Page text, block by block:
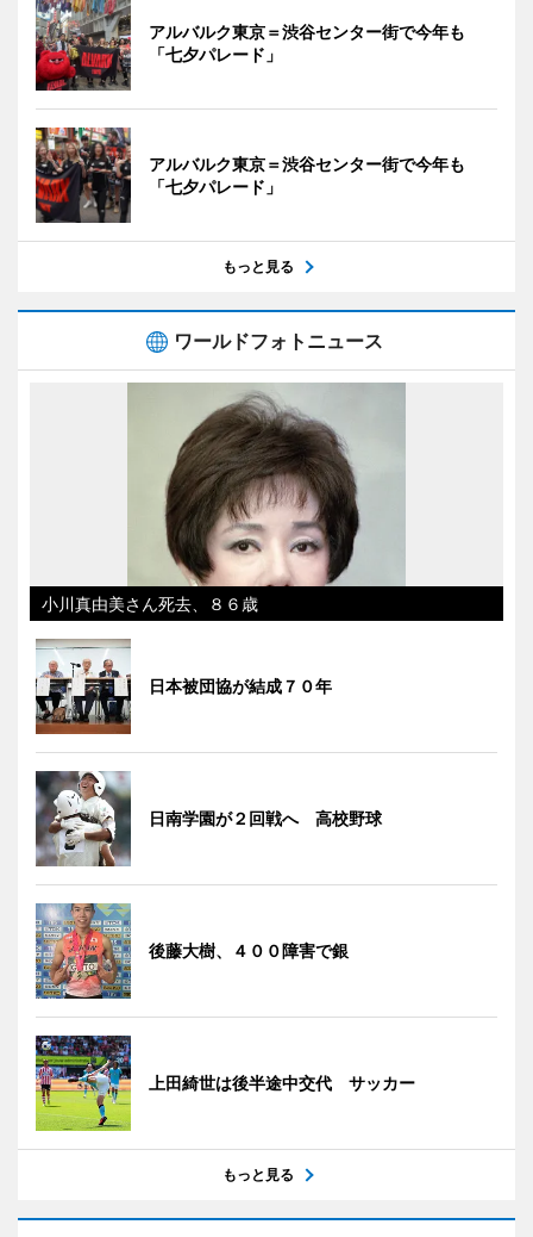
アルバルク東京＝渋谷センター街で今年も
「七夕パレード」
アルバルク東京＝渋谷センター街で今年も
「七夕パレード」
もっと見る
ワールドフォトニュース
小川真由美さん死去、８６歳
日本被団協が結成７０年
日南学園が２回戦へ 高校野球
後藤大樹、４００障害で銀
上田綺世は後半途中交代 サッカー
もっと見る